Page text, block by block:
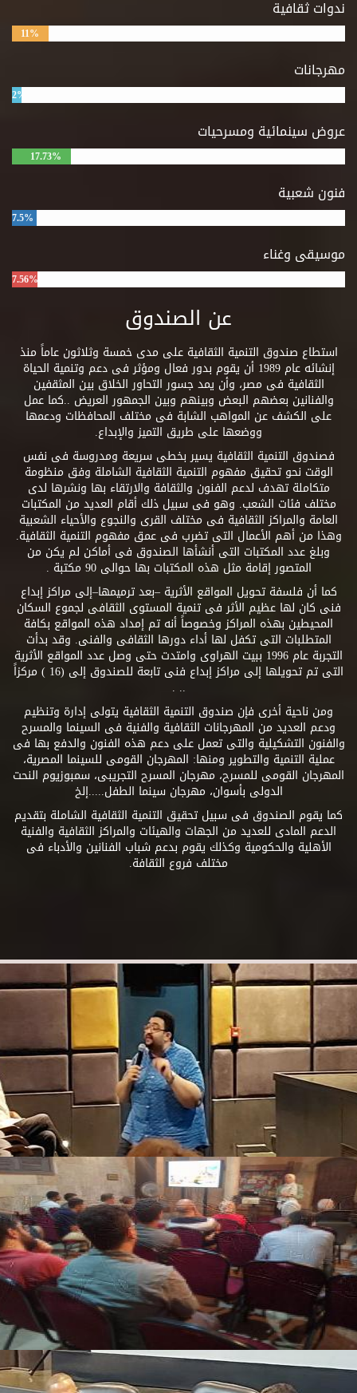
ندوات ثقافية
11%
مهرجانات
2%
عروض سينمائية ومسرحيات
17.73%
فنون شعبية
7.5%
موسيقى وغناء
7.56%
عن الصندوق
استطاع صندوق التنمية الثقافية على مدى خمسة وثلاثون عاماً منذ
إنشائه عام 1989 أن يقوم بدور فعال ومؤثر فى دعم وتنمية الحياة
الثقافية فى مصر، وأن يمد جسور التحاور الخلاق بين المثقفين
والفنانين بعضهم البعض وبينهم وبين الجمهور العريض ..كما عمل
على الكشف عن المواهب الشابة فى مختلف المحافظات ودعمها
ووضعها على طريق التميز والإبداع.
فصندوق التنمية الثقافية يسير بخطى سريعة ومدروسة فى نفس
الوقت نحو تحقيق مفهوم التنمية الثقافية الشاملة وفق منظومة
متكاملة تهدف لدعم الفنون والثقافة والارتقاء بها ونشرها لدى
مختلف فئات الشعب. وهو فى سبيل ذلك أقام العديد من المكتبات
العامة والمراكز الثقافية فى مختلف القرى والنجوع والأحياء الشعبية
وهذا من أهم الأعمال التى تضرب فى عمق مفهوم التنمية الثقافية.
وبلغ عدد المكتبات التى أنشأها الصندوق فى أماكن لم يكن من
المتصور إقامة مثل هذه المكتبات بها حوالى 90 مكتبة .
كما أن فلسفة تحويل المواقع الأثرية –بعد ترميمها–إلى مراكز إبداع
فنى كان لها عظيم الأثر فى تنمية المستوى الثقافى لجموع السكان
المحيطين بهذه المراكز وخصوصاً أنه تم إمداد هذه المواقع بكافة
المتطلبات التى تكفل لها أداء دورها الثقافى والفنى. وقد بدأت
التجربة عام 1996 ببيت الهراوى وامتدت حتى وصل عدد المواقع الأثرية
التى تم تحويلها إلى مراكز إبداع فنى تابعة للصندوق إلى (16 ) مركزاً
.. .
ومن ناحية أخرى فإن صندوق التنمية الثقافية يتولى إدارة وتنظيم
ودعم العديد من المهرجانات الثقافية والفنية فى السينما والمسرح
والفنون التشكيلية والتى تعمل على دعم هذه الفنون والدفع بها فى
عملية التنمية والتطوير ومنها: المهرجان القومى للسينما المصرية،
المهرجان القومى للمسرح، مهرجان المسرح التجريبى، سمبوزيوم النحت
الدولى بأسوان، مهرجان سينما الطفل.....إلخ
كما يقوم الصندوق فى سبيل تحقيق التنمية الثقافية الشاملة بتقديم
الدعم المادى للعديد من الجهات والهيئات والمراكز الثقافية والفنية
الأهلية والحكومية وكذلك يقوم بدعم شباب الفنانين والأدباء فى
مختلف فروع الثقافة.